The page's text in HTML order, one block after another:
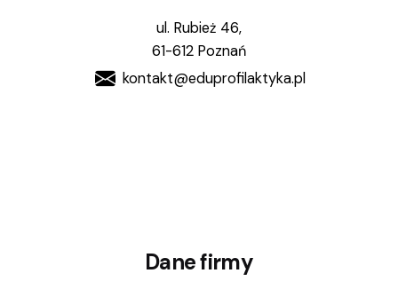
ul. Rubież 46,
61-612 Poznań
kontakt@eduprofilaktyka.pl
Dane firmy